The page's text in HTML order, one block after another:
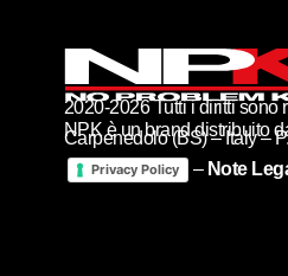
NPK è un brand distribuito
2020-2026 Tutti i diritti
Carpenedolo (BS) – Italy –
Privacy Policy – Note